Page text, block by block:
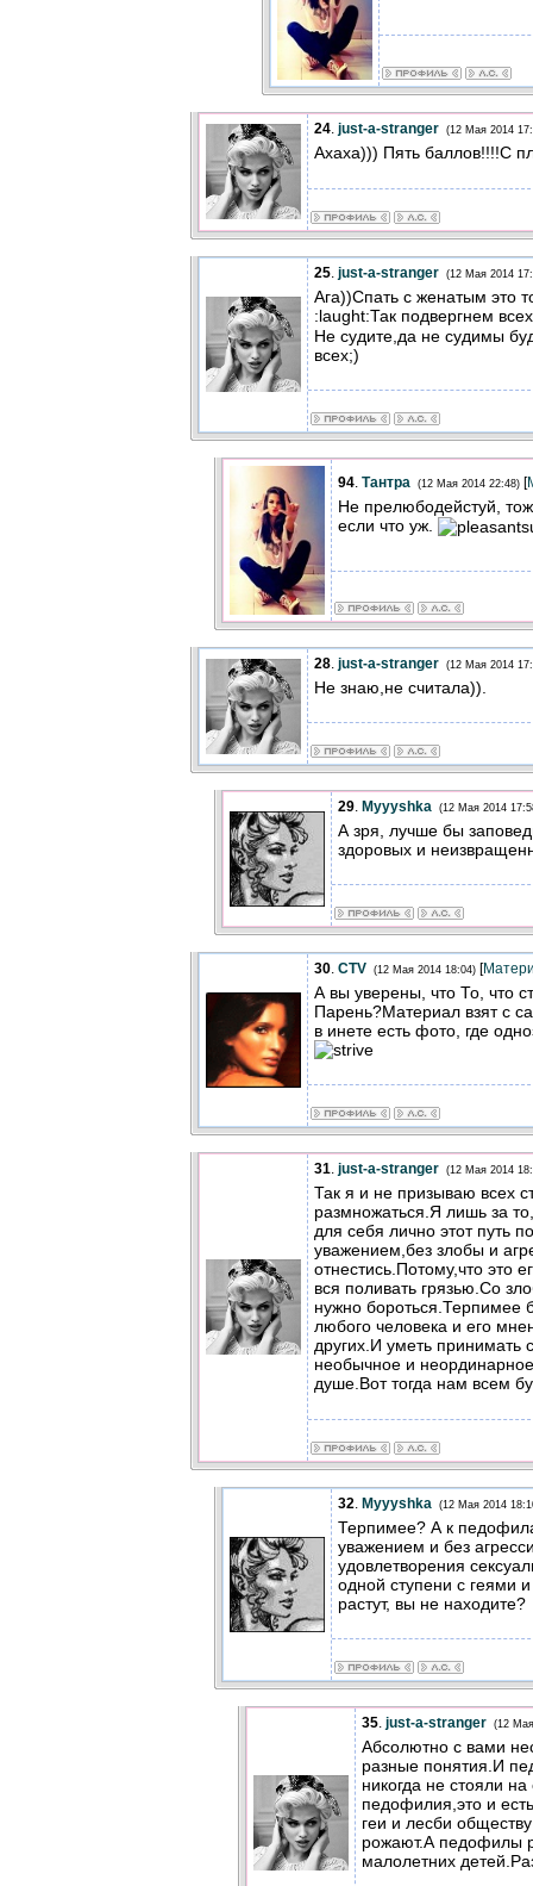
24. just-a-stranger (12 Мая 2014
Ахаха))) Пять баллов!!!!С
25. just-a-stranger (12 Мая 2014
Ага))Спать с женатым это
:laught:Так подвергнем
Не судите,да не судимы
всех;)
94. Тантра (12 Мая 2014 22:48) [
Не прелюбодейстуй,
если что уж.
28. just-a-stranger (12 Мая 2014
Не знаю,не считала)).
29. Myyyshka (12 Мая 2014
А зря, лучше бы
здоровых и
30. CTV (12 Мая 2014 18:04) [
А вы уверены, что То, что
Парень?Материал взят с
в инете есть фото, где
31. just-a-stranger (12 Мая 2014
Так я и не призываю всех
размножаться.Я лишь за
для себя лично этот путь
уважением,без злобы и
отнестись.Потому,что это
вся поливать грязью.Со
нужно бороться.Терпимее
любого человека и его
других.И уметь
необычное и
душе.Вот тогда нам всем
32. Myyyshka (12 Мая 2014
Терпимее? А к
уважением и без
удовлетворения
одной ступени с геями
растут, вы не находите?
35. just-a-stranger (12
Абсолютно с вами
разные понятия.И
никогда не стояли
педофилия,это и
геи и лесби
рожают.А педофилы
малолетних